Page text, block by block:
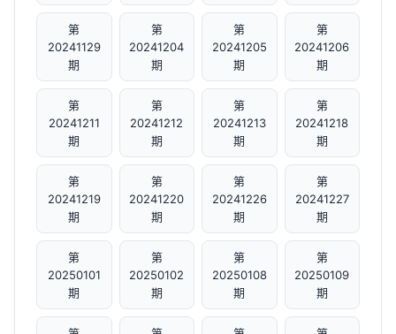
第
20241129
期
第
20241204
期
第
20241205
期
第
20241206
期
第
20241211
期
第
20241212
期
第
20241213
期
第
20241218
期
第
20241219
期
第
20241220
期
第
20241226
期
第
20241227
期
第
20250101
期
第
20250102
期
第
20250108
期
第
20250109
期